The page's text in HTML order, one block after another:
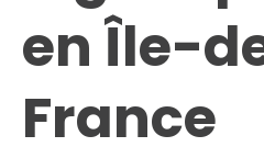
en Île-
France